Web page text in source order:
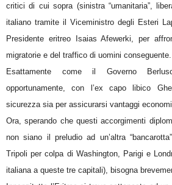
critici di cui sopra (sinistra “umanitaria”,
italiano tramite il Viceministro degli Esteri
Presidente eritreo Isaias Afewerki, per
migratorie e del traffico di uomini conseguente.
Esattamente come il Governo
opportunamente, con l’ex capo libico
sicurezza sia per assicurarsi vantaggi
Ora, sperando che questi accorgimenti
non siano il preludio ad un’altra
Tripoli per colpa di Washington, Parigi e
italiana a queste tre capitali), bisogna